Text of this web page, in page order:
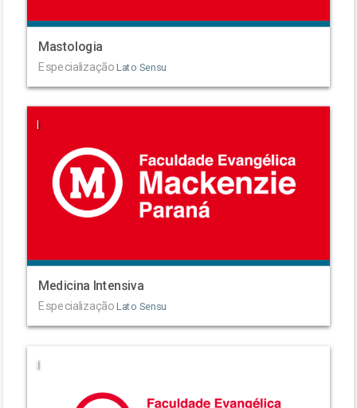
Mastologia
Especialização Lato Sensu
|
Medicina Intensiva
Especialização Lato Sensu
|